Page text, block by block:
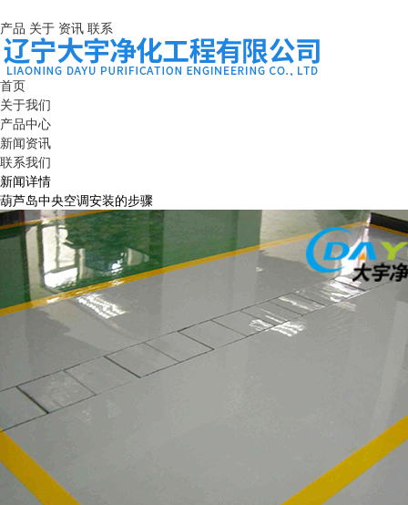
产品 关于 资讯 联系
首页
关于我们
产品中心
新闻资讯
联系我们
新闻详情
葫芦岛中央空调安装的步骤